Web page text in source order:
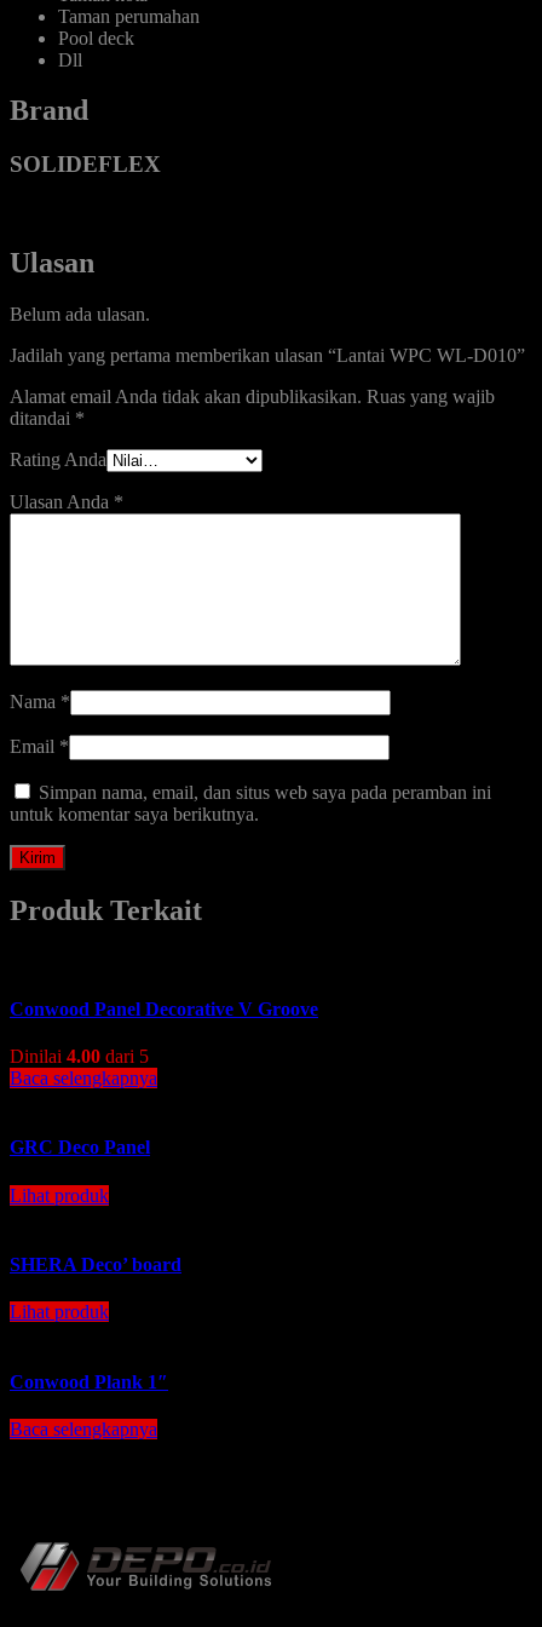
Taman perumahan
Pool deck
Dll
Brand
SOLIDEFLEX
Ulasan
Belum ada ulasan.
Jadilah yang pertama memberikan ulasan “Lantai WPC WL-D010”
Alamat email Anda tidak akan dipublikasikan. Ruas yang wajib
ditandai *
Rating Anda
Ulasan Anda *
Nama *
Email *
Simpan nama, email, dan situs web saya pada peramban ini
untuk komentar saya berikutnya.
Produk Terkait
Conwood Panel Decorative V Groove
Dinilai 4.00 dari 5
Baca selengkapnya
GRC Deco Panel
Lihat produk
SHERA Deco’ board
Lihat produk
Conwood Plank 1″
Baca selengkapnya